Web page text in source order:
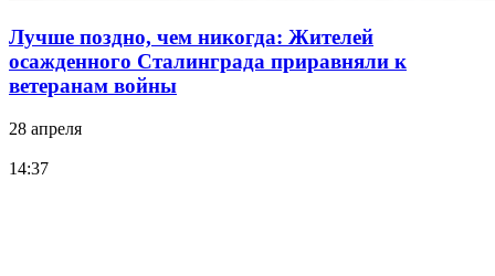
Лучше поздно, чем никогда: Жителей
осажденного Сталинграда приравняли к
ветеранам войны
28 апреля
14:37